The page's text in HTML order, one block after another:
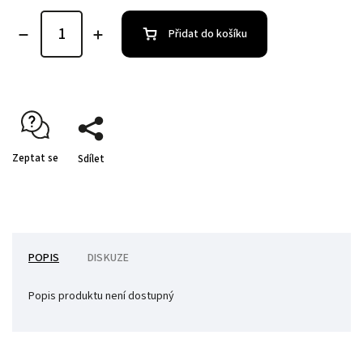
Přidat do košíku
Zeptat se Sdílet
POPIS DISKUZE
Popis produktu není dostupný